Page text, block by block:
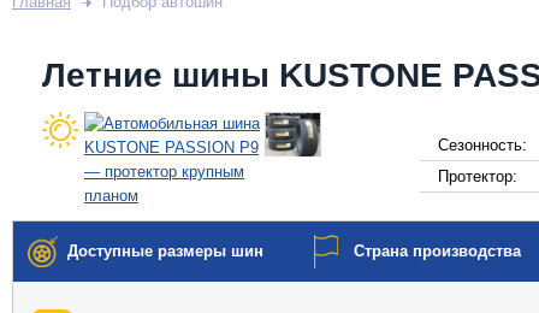
Летние шины KUSTONE
Сезонность:
Протектор:
Доступные размеры шин Страна производства